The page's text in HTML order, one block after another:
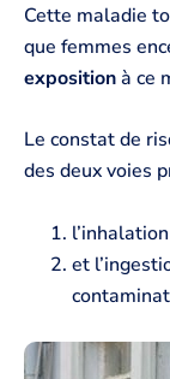
Cette maladie
que femmes
expositionà ce
Le constat de
des deux voies
l’inhalation
et